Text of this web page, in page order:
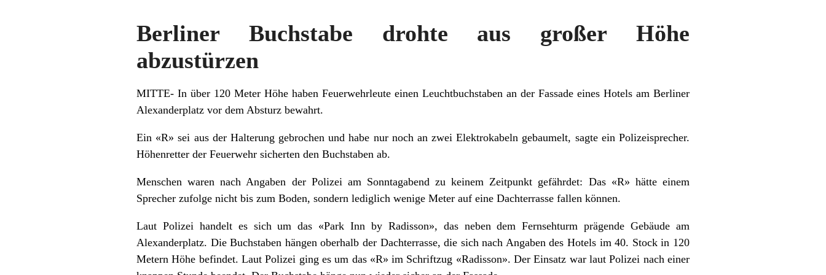
Berliner Buchstabe drohte aus großer Höhe
abzustürzen
MITTE- In über 120 Meter Höhe haben Feuerwehrleute einen Leuchtbuchstaben an der Fassade eines Hotels am Berliner
Alexanderplatz vor dem Absturz bewahrt.
Ein «R» sei aus der Halterung gebrochen und habe nur noch an zwei Elektrokabeln gebaumelt, sagte ein Polizeisprecher.
Höhenretter der Feuerwehr sicherten den Buchstaben ab.
Menschen waren nach Angaben der Polizei am Sonntagabend zu keinem Zeitpunkt gefährdet: Das «R» hätte einem
Sprecher zufolge nicht bis zum Boden, sondern lediglich wenige Meter auf eine Dachterrasse fallen können.
Laut Polizei handelt es sich um das «Park Inn by Radisson», das neben dem Fernsehturm prägende Gebäude am
Alexanderplatz. Die Buchstaben hängen oberhalb der Dachterrasse, die sich nach Angaben des Hotels im 40. Stock in 120
Metern Höhe befindet. Laut Polizei ging es um das «R» im Schriftzug «Radisson». Der Einsatz war laut Polizei nach einer